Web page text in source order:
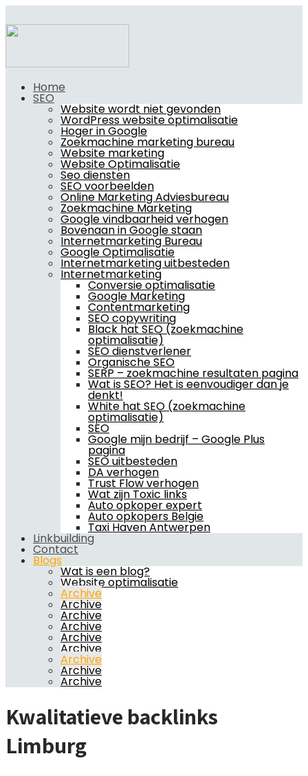
Home
SEO
Website wordt niet gevonden
WordPress website optimalisatie
Hoger in Google
Zoekmachine marketing bureau
Website marketing
Website Optimalisatie
Seo diensten
SEO voorbeelden
Online Marketing Adviesbureau
Zoekmachine Marketing
Google vindbaarheid verhogen
Bovenaan in Google staan
Internetmarketing Bureau
Google Optimalisatie
Internetmarketing uitbesteden
Internetmarketing
Conversie optimalisatie
Google Marketing
Contentmarketing
SEO copywriting
Black hat SEO (zoekmachine
optimalisatie)
SEO dienstverlener
Organische SEO
SERP – zoekmachine resultaten pagina
Wat is SEO? Het is eenvoudiger dan je
denkt!
White hat SEO (zoekmachine
optimalisatie)
SEO
Google mijn bedrijf – Google Plus
pagina
SEO uitbesteden
DA verhogen
Trust Flow verhogen
Wat zijn Toxic links
Auto opkoper expert
Auto opkopers Belgie
Taxi Haven Antwerpen
Linkbuilding
Contact
Blogs
Wat is een blog?
Website optimalisatie
Archive
Archive
Archive
Archive
Archive
Archive
Archive
Archive
Archive
Kwalitatieve backlinks
Limburg